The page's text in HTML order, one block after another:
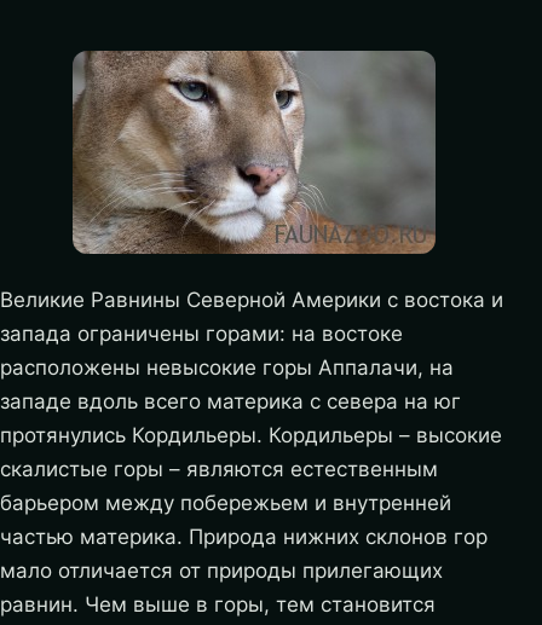
Великие Равнины Северной Америки с востока и
запада ограничены горами: на востоке
расположены невысокие горы Аппалачи, на
западе вдоль всего материка с севера на юг
протянулись Кордильеры. Кордильеры – высокие
скалистые горы – являются естественным
барьером между побережьем и внутренней
частью материка. Природа нижних склонов гор
мало отличается от природы прилегающих
равнин. Чем выше в горы, тем становится